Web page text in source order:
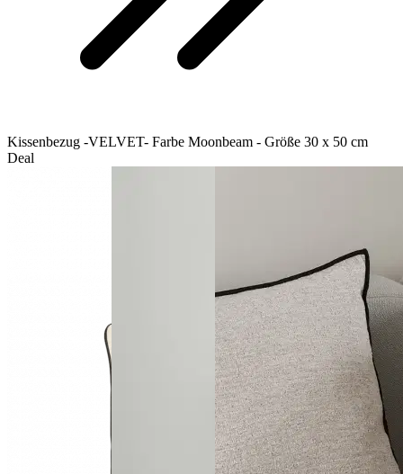
Kissenbezug -VELVET- Farbe Moonbeam - Größe 30 x 50 cm
Deal